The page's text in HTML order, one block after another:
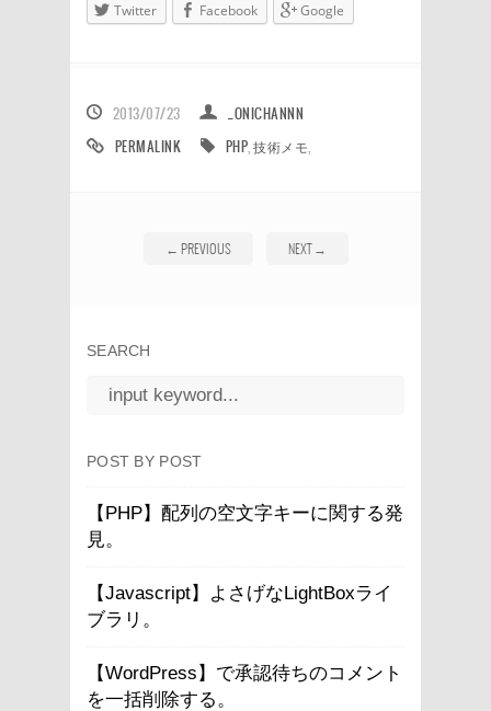
Twitter Facebook Google
2013/07/23
_ONICHANNN
PERMALINK
PHP ,技術メモ
← PREVIOUS NEXT→
SEARCH
POST BY POST
【PHP】配列の空文字キーに関する発
見。
【Javascript】よさげなLightBoxライ
ブラリ。
【WordPress】で承認待ちのコメント
を一括削除する。